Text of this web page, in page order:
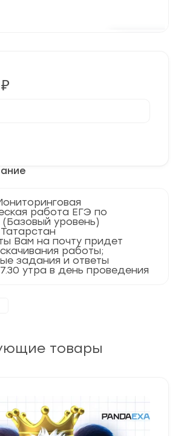
работа ЕГЭ по
уровень)
Вам на почту придет
работы;
задания и ответы
утра в день проведения
₽
товары